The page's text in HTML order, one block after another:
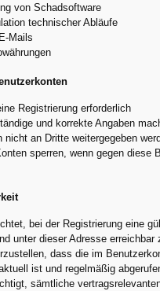
von Schadsoftware
technischer Abläufe
Mails
Registrierung erforderlich
und korrekte Angaben
nicht an Dritte weitergegeben
sperren, wenn gegen diese
bei der Registrierung eine
unter dieser Adresse erreichbar
dass die im
ist und regelmäßig
sämtliche